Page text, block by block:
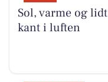
Sol, varme og lidt
kant i luften